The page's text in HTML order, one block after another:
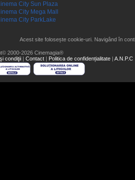
City Sun Plaza
City Mega Mall
City ParkLake
Acest site folosește cookie-uri. Navigând în
2000-2026 Cinemagia®
condiţii | Contact | Politica de confidențialitate | A.N.P.C